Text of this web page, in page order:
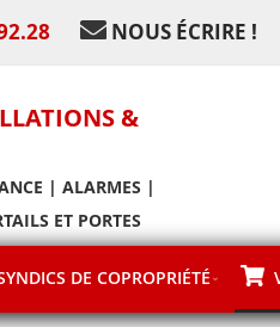
NOUS ÉCRIRE !
&
| ALARMES |
ET PORTES
DE COPROPRIÉTÉ